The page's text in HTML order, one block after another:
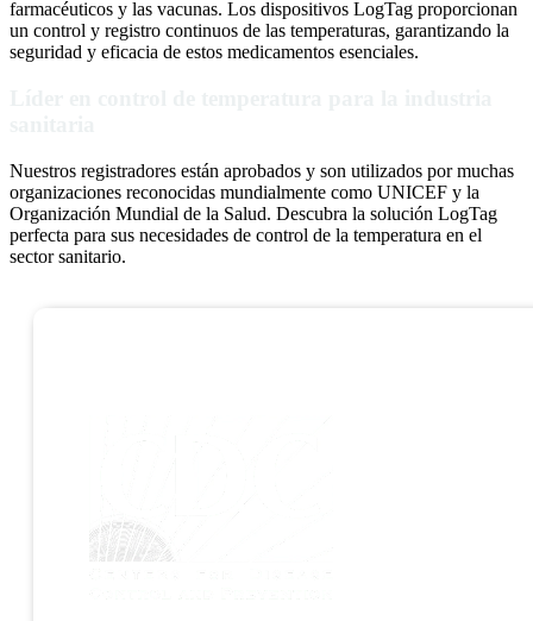
farmacéuticos y las vacunas. Los dispositivos LogTag proporcionan
un control y registro continuos de las temperaturas, garantizando la
seguridad y eficacia de estos medicamentos esenciales.
Nuestros registradores están aprobados y son utilizados por muchas
organizaciones reconocidas mundialmente como UNICEF y la
Organización Mundial de la Salud. Descubra la solución LogTag
perfecta para sus necesidades de control de la temperatura en el
sector sanitario.